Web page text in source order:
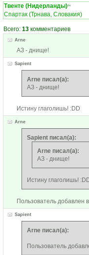
Твенте (Нидерланды)ЛЧ
Спартак (Трнава, Словакия)
Всего: 13 комментариев
Arne
АЗ - днище!
Sapient
Arne писал(а):
АЗ - днище!
Истину глаголишь! :DD
Arne
Sapient писал(а):
Arne писал(а):
АЗ - днище!
Истину глаголишь!
Пользователь добавлен
Sapient
Arne писал(а):
Пользователь